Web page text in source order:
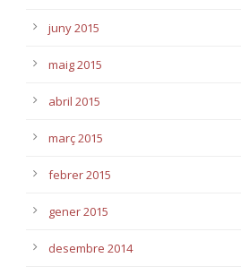
juny 2015
maig 2015
abril 2015
març 2015
febrer 2015
gener 2015
desembre 2014